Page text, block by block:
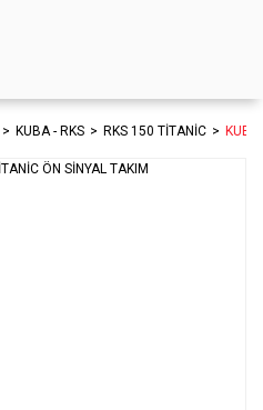
KUBA - RKS RKS 150 TİTANİC